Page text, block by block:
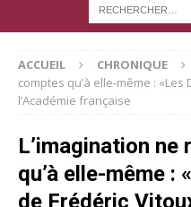
ACCUEIL CHRONIQUE
comptes qu’à elle-même :
l’Académie française
L’imagination ne
qu’à elle-même :
de Frédéric